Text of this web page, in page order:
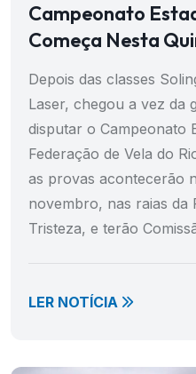
Campeonato
Começa Nesta
Depois das classes
Laser, chegou a vez da
disputar o Campeonato
Federação de Vela do
as provas acontecerão
novembro, nas raias da
Tristeza, e terão
LER NOTÍCIA